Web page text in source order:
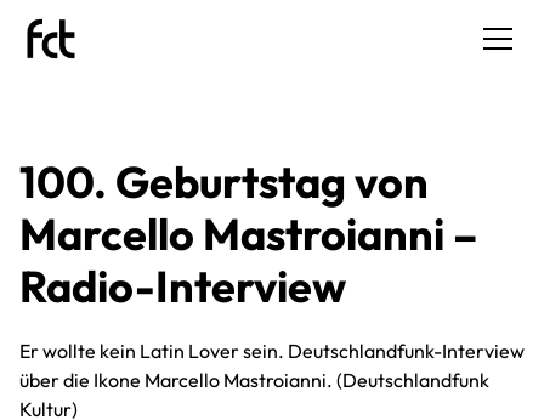
100. Geburtstag von
Marcello Mastroianni –
Radio-Interview
Er wollte kein Latin Lover sein. Deutschlandfunk-Interview
über die Ikone Marcello Mastroianni. (Deutschlandfunk
Kultur)